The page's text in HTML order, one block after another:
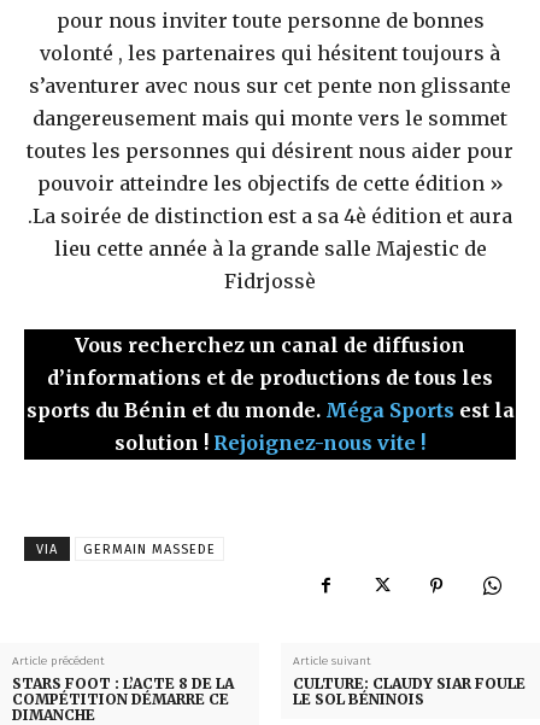
pour nous inviter toute personne de bonnes
volonté , les partenaires qui hésitent toujours à
s’aventurer avec nous sur cet pente non glissante
dangereusement mais qui monte vers le sommet
toutes les personnes qui désirent nous aider pour
pouvoir atteindre les objectifs de cette édition »
.La soirée de distinction est a sa 4è édition et aura
lieu cette année à la grande salle Majestic de
Fidrjossè
Vous recherchez un canal de diffusion
d’informations et de productions de tous les
sports du Bénin et du monde. Méga Sports est la
solution ! Rejoignez-nous vite !
VIA GERMAIN MASSEDE
Article précédent
STARS FOOT : L’ACTE 8 DE LA
COMPÉTITION DÉMARRE CE
DIMANCHE
Article suivant
CULTURE: CLAUDY SIAR FOULE
LE SOL BÉNINOIS